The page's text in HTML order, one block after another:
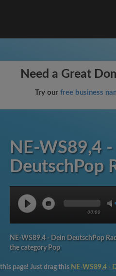
Need a Great
Try our free business
NE-WS89,4
DeutschPop
00:00
NE-WS89,4 - Dein DeutschPop
the category Pop
page! Just drag this NE-WS89,4 -